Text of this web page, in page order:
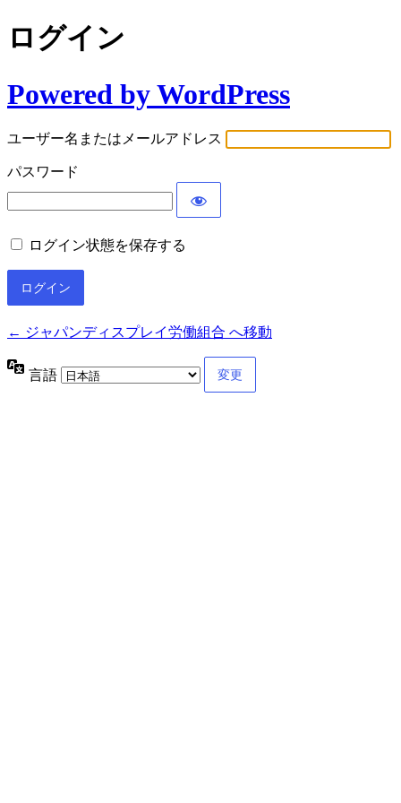
ログイン
Powered by WordPress
ユーザー名またはメールアドレス
パスワード
ログイン状態を保存する
← ジャパンディスプレイ労働組合 へ移動
言語